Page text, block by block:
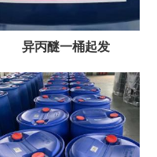
异丙醚一桶起发